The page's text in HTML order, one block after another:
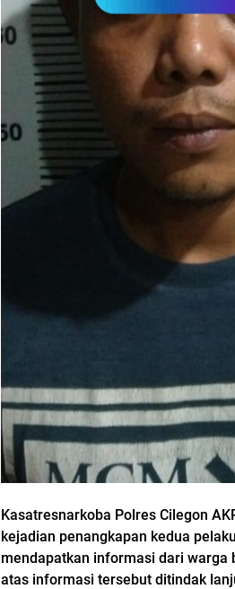
Kasatresnarkoba Polres Cilegon
kejadian penangkapan kedua
mendapatkan informasi dari warga
atas informasi tersebut ditindak